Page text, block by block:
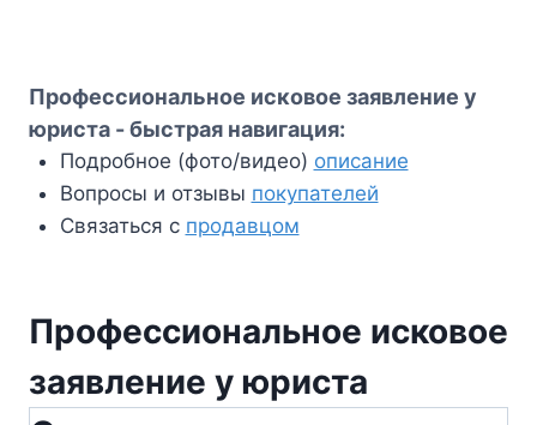
Профессиональное исковое заявление у
юриста - быстрая навигация:
Подробное (фото/видео) описание
Вопросы и отзывы покупателей
Связаться с продавцом
Профессиональное исковое
заявление у юриста